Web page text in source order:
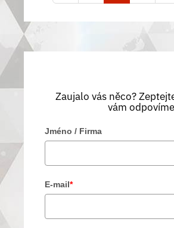
Zaujalo vás něco?
vám
Jméno / Firma
E-mail*